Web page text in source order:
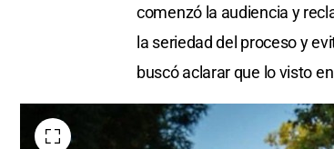
comenzó la audiencia y
la seriedad del proceso y
buscó aclarar que lo visto